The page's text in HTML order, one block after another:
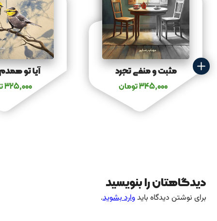
مثبت و منفی تجرد
345,000تومان
آیا تو
325,000
دیدگاهتان را بنویسید
برای نوشتن دیدگاه بایدوارد بشوید.